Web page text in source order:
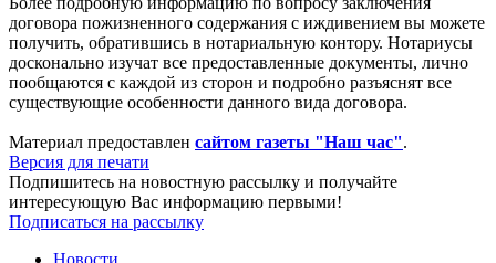
договора пожизненного содержания с иждивением вы можете
получить, обратившись в нотариальную контору. Нотариусы
досконально изучат все предоставленные документы, лично
пообщаются с каждой из сторон и подробно разъяснят все
существующие особенности данного вида договора.
Материал предоставлен сайтом газеты "Наш час".
Версия для печати
Подпишитесь на новостную рассылку и получайте
интересующую Вас информацию первыми!
Подписаться на рассылку